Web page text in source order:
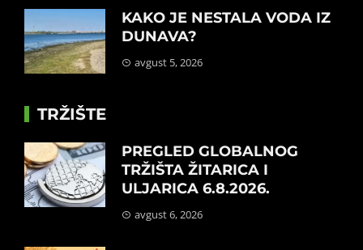
KAKO JE NESTALA VODA IZ
DUNAVA?
avgust 5, 2026
TRŽIŠTE
PREGLED GLOBALNOG
TRŽIŠTA ŽITARICA I
ULJARICA 6.8.2026.
avgust 6, 2026